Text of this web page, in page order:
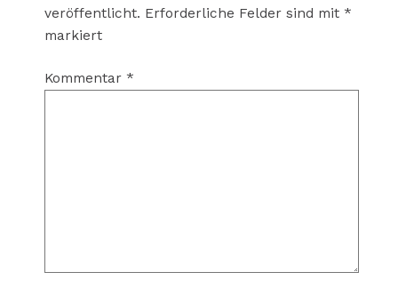
veröffentlicht. Erforderliche Felder sind mit *
markiert
Kommentar *